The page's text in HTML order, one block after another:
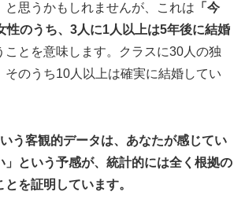
と思うかもしれませんが、これは 「今
性のうち、3人に1人以上は5年後に結婚
ことを意味します。クラスに30人の独
そのうち10人以上は確実に結婚してい
う客観的データは、あなたが感じてい
」という予感が、統計的には全く根拠の
を証明しています。